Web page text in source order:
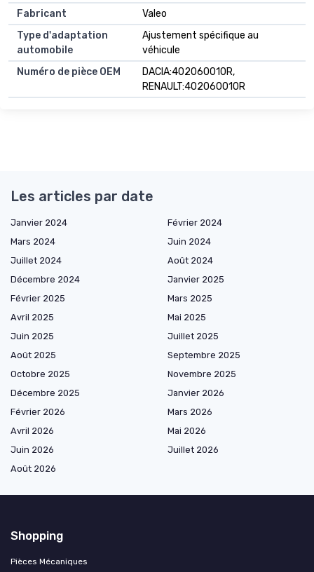
Fabricant
Valeo
Type d'adaptation
automobile
Ajustement spécifique au
véhicule
Numéro de pièce OEM
DACIA:402060010R,
RENAULT:402060010R
Les articles par date
Janvier 2024
Février 2024
Mars 2024
Juin 2024
Juillet 2024
Août 2024
Décembre 2024
Janvier 2025
Février 2025
Mars 2025
Avril 2025
Mai 2025
Juin 2025
Juillet 2025
Août 2025
Septembre 2025
Octobre 2025
Novembre 2025
Décembre 2025
Janvier 2026
Février 2026
Mars 2026
Avril 2026
Mai 2026
Juin 2026
Juillet 2026
Août 2026
Shopping
Pièces Mécaniques